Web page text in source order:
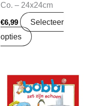
Co. – 24x24cm
€6,99
Selecteer
opties